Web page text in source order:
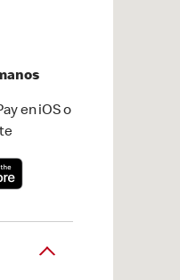
en iOS o